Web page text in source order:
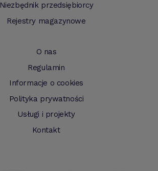
Niezbędnik przedsiębiorcy
Rejestry magazynowe
O nas
Regulamin
Informacje o cookies
Polityka prywatności
Usługi i projekty
Kontakt